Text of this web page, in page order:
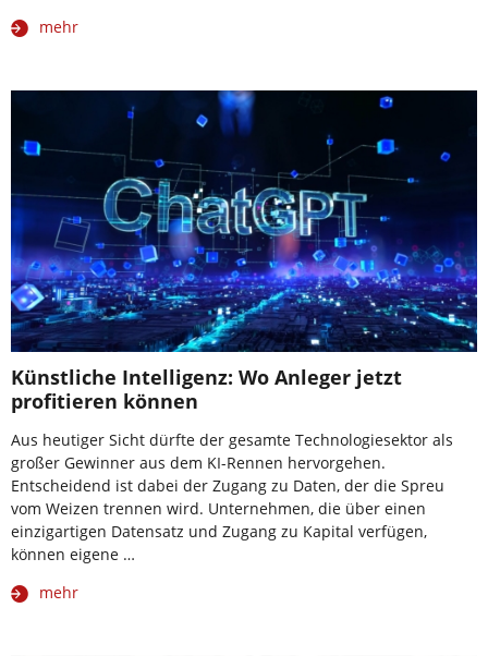
mehr
Künstliche Intelligenz: Wo Anleger jetzt
profitieren können
Aus heutiger Sicht dürfte der gesamte Technologiesektor als
großer Gewinner aus dem KI-Rennen hervorgehen.
Entscheidend ist dabei der Zugang zu Daten, der die Spreu
vom Weizen trennen wird. Unternehmen, die über einen
einzigartigen Datensatz und Zugang zu Kapital verfügen,
können eigene …
mehr